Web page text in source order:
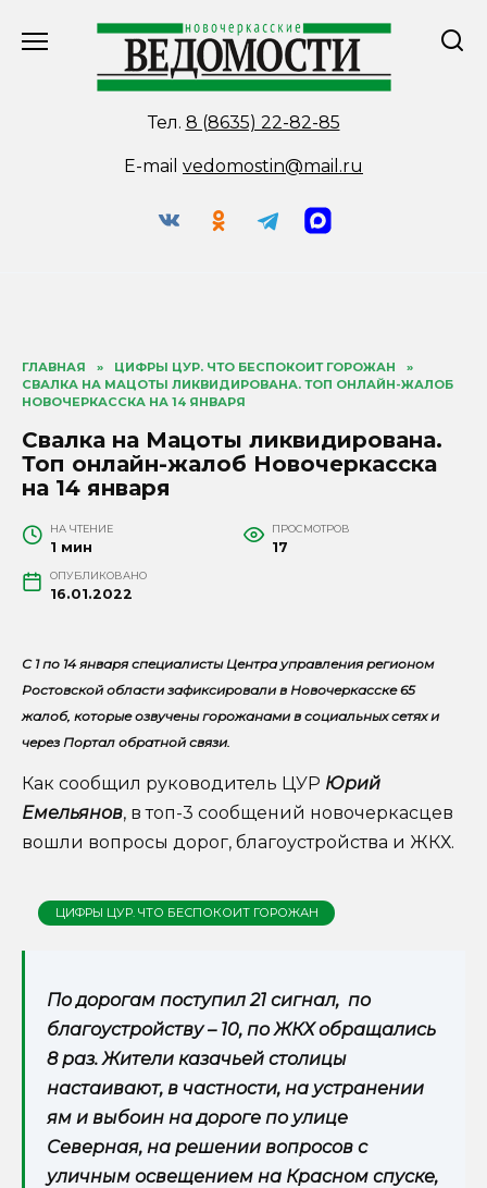
Тел. 8 (8635) 22-82-85
E-mail vedomostin@mail.ru
ГЛАВНАЯ » ЦИФРЫ ЦУР. ЧТО БЕСПОКОИТ ГОРОЖАН
»
СВАЛКА НА МАЦОТЫ ЛИКВИДИРОВАНА. ТОП ОНЛАЙН-ЖАЛОБ
НОВОЧЕРКАССКА НА 14 ЯНВАРЯ
Свалка на Мацоты ликвидирована.
Топ онлайн-жалоб Новочеркасска
на 14 января
НА ЧТЕНИЕ
1 мин
ПРОСМОТРОВ
17
ОПУБЛИКОВАНО
16.01.2022
С 1 по 14 января специалисты Центра управления регионом
Ростовской области зафиксировали в Новочеркасске 65
жалоб, которые озвучены горожанами в социальных сетях и
через Портал обратной связи.
Как сообщил руководитель ЦУР Юрий
Емельянов, в топ-3 сообщений новочеркасцев
вошли вопросы дорог, благоустройства и ЖКХ.
ЦИФРЫ ЦУР. ЧТО БЕСПОКОИТ ГОРОЖАН
По дорогам поступил 21 сигнал, по
благоустройству – 10, по ЖКХ обращались
8 раз. Жители казачьей столицы
настаивают, в частности, на устранении
ям и выбоин на дороге по улице
Северная, на решении вопросов с
уличным освещением на Красном спуске,